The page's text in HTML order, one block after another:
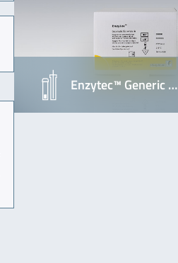
Enzytec™ Generic …